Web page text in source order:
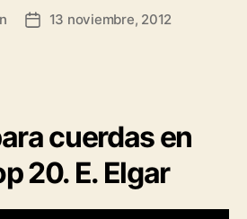
13 noviembre, 2012
cuerdas en
20. E. Elgar